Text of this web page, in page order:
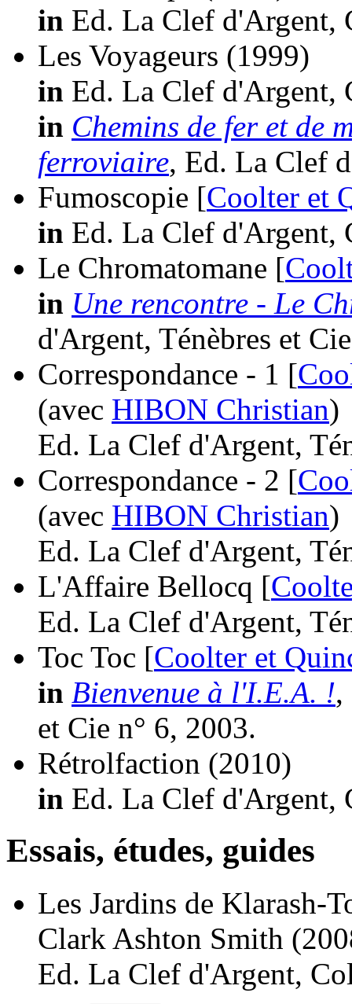
in Ed. La Clef d'Argent,
Les Voyageurs (1999)
in Ed. La Clef d'Argent,
in Chemins de fer et de
ferroviaire, Ed. La Clef
Fumoscopie [Coolter et
in Ed. La Clef d'Argent,
Le Chromatomane [
in Une rencontre - Le
d'Argent, Ténèbres et
Correspondance - 1 [
(avec HIBON Christian)
Ed. La Clef d'Argent,
Correspondance - 2 [
(avec HIBON Christian)
Ed. La Clef d'Argent,
L'Affaire Bellocq [
Ed. La Clef d'Argent,
Toc Toc [Coolter et
in Bienvenue à l'I.E.A. !,
et Cie n° 6, 2003.
Rétrolfaction (2010)
in Ed. La Clef d'Argent,
Essais, études, guides
Les Jardins de Klarash-
Clark Ashton Smith
Ed. La Clef d'Argent,